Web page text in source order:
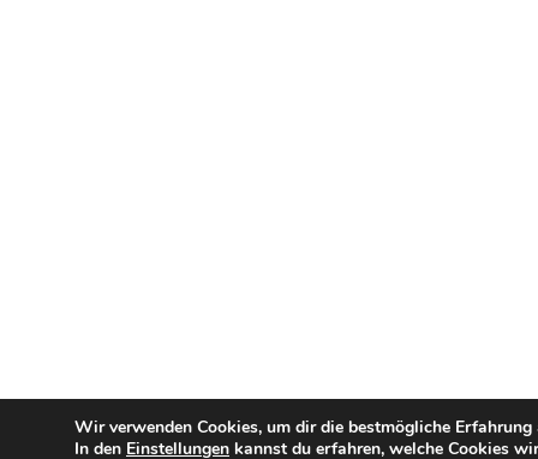
Wir verwenden Cookies, um dir die bestmögliche
In den Einstellungen kannst du erfahren, welche Cookies